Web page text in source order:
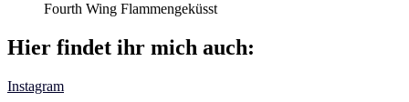
Fourth Wing Flammengeküsst
Hier findet ihr mich auch:
Instagram